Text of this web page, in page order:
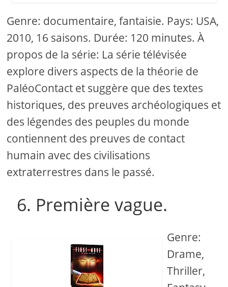
Genre: documentaire, fantaisie. Pays: USA,
2010, 16 saisons. Durée: 120 minutes. À
propos de la série: La série télévisée
explore divers aspects de la théorie de
PaléoContact et suggère que des textes
historiques, des preuves archéologiques et
des légendes des peuples du monde
contiennent des preuves de contact
humain avec des civilisations
extraterrestres dans le passé.
6. Première vague.
Genre:
Drame,
Thriller,